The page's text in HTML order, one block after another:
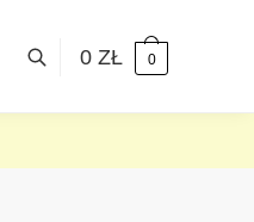
0 ZŁ 0